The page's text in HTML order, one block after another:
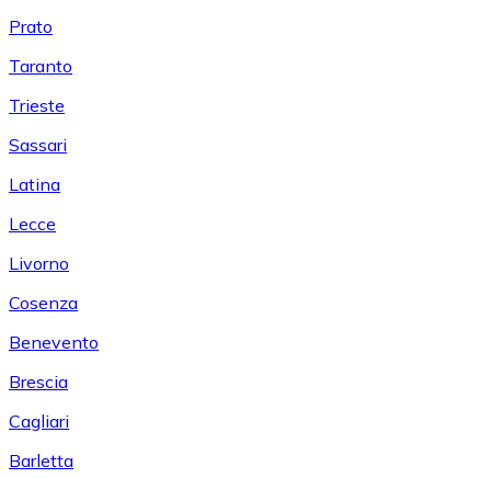
Prato
Taranto
Trieste
Sassari
Latina
Lecce
Livorno
Cosenza
Benevento
Brescia
Cagliari
Barletta